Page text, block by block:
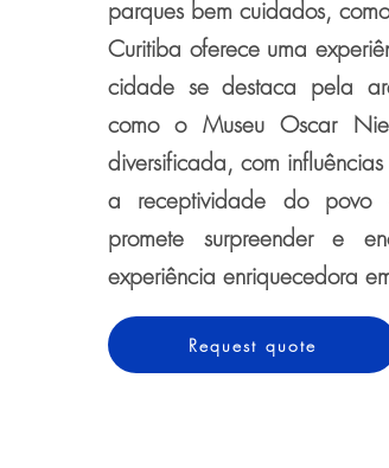
parques bem cuidados,
Curitiba oferece uma
cidade se destaca pela
como o Museu Oscar
diversificada, com
a receptividade do povo
promete surpreender e
experiência enriquecedora
Request quote